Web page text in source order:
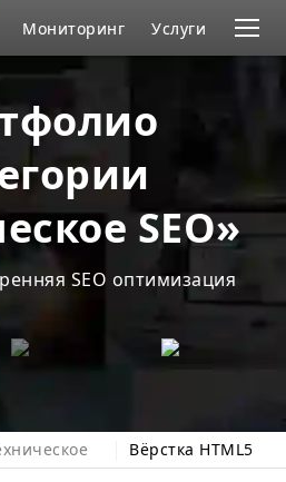
SEO»
SEO оптимизация
Вёрстка HTML5
Мониторинг Услуги
RU